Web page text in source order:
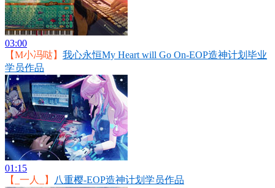
03:00
【M小冯哒】 我心永恒My Heart will Go On-EOP造神计划毕业
学员作品
01:15
【_一人_】
八重樱-EOP造神计划学员作品